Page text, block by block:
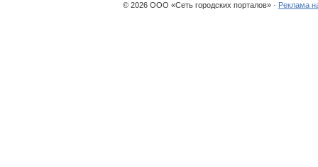
© 2026 ООО «Сеть городских порталов» · Реклама